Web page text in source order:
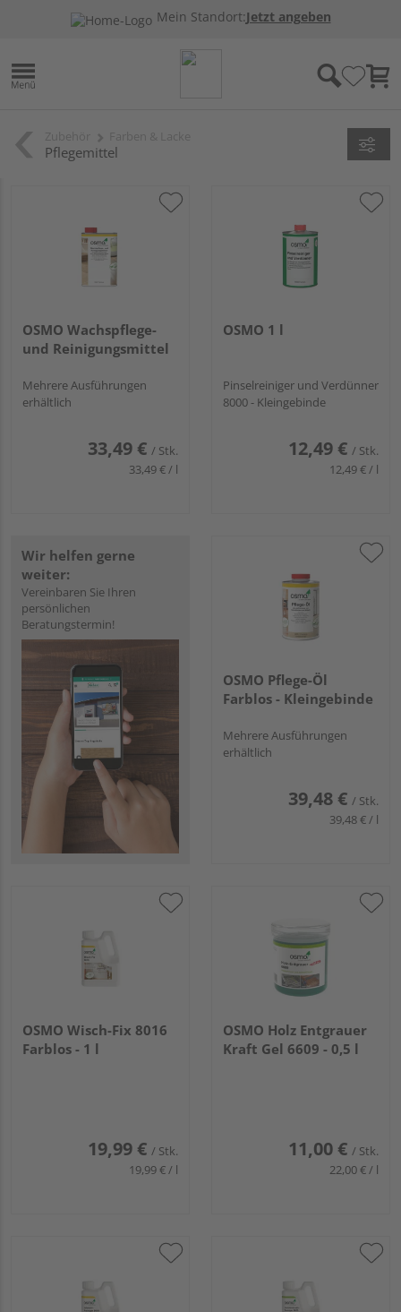
Mein Standort:Jetzt angeben
Pflegemittel
OSMO Wachspflege-
und Reinigungsmittel
Mehrere Ausführungen
erhältlich
33,49 € / Stk.
33,49 € / l
OSMO 1 l
Pinselreiniger und Verdünner
8000 - Kleingebinde
12,49 € / Stk.
12,49 € / l
Wir helfen gerne
weiter:
Vereinbaren Sie Ihren
persönlichen
Beratungstermin!
OSMO Pflege-Öl
Farblos - Kleingebinde
Mehrere Ausführungen
erhältlich
39,48 € / Stk.
39,48 € / l
OSMO Wisch-Fix 8016
Farblos - 1 l
19,99 € / Stk.
19,99 € / l
OSMO Holz Entgrauer
Kraft Gel 6609 - 0,5 l
11,00 € / Stk.
22,00 € / l